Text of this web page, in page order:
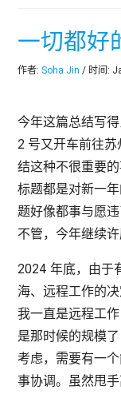
一切都好
作者:Soha Jin / 时间:
今年这篇总结写
2 号又开车前往
结这种不很重要
标题都是对新一
题好像都事与愿
不管，今年继续
2024 年底，由于
海、远程工作的
我一直是远程工
是那时候的规模
考虑，需要有一
事协调。虽然甩